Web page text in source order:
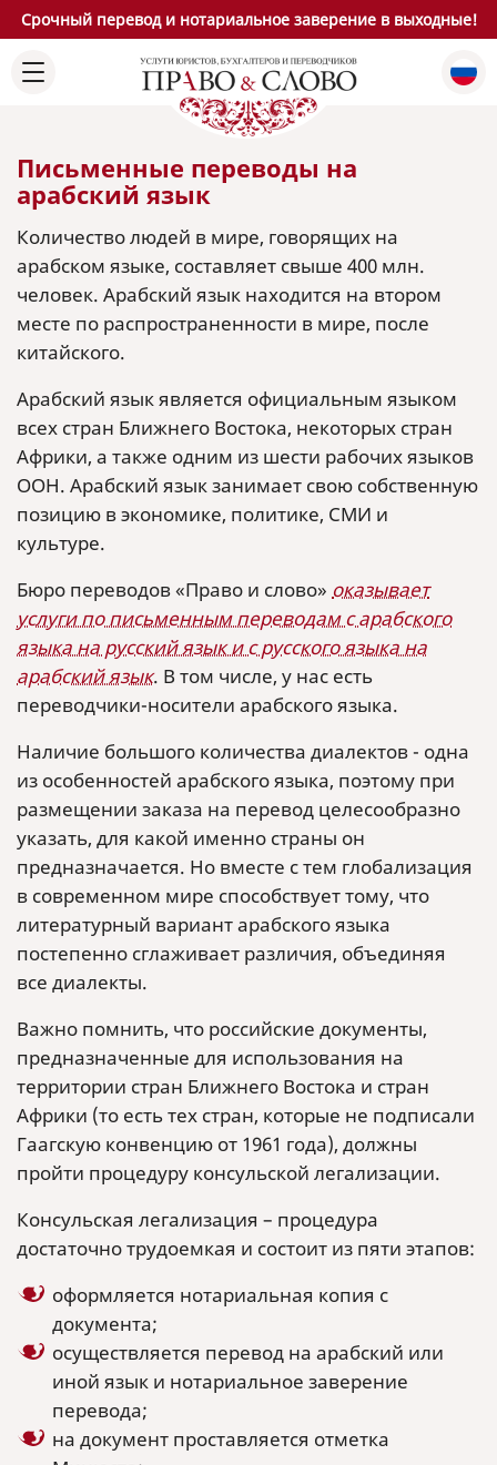
Срочный перевод и нотариальное заверение в выходные!
Письменные переводы на
арабский язык
Количество людей в мире, говорящих на
арабском языке, составляет свыше 400 млн.
человек. Арабский язык находится на втором
месте по распространенности в мире, после
китайского.
Арабский язык является официальным языком
всех стран Ближнего Востока, некоторых стран
Африки, а также одним из шести рабочих языков
ООН. Арабский язык занимает свою собственную
позицию в экономике, политике, СМИ и
культуре.
Бюро переводов «Право и слово» оказывает
услуги по письменным переводам с арабского
языка на русский язык и с русского языка на
арабский язык. В том числе, у нас есть
переводчики-носители арабского языка.
Наличие большого количества диалектов - одна
из особенностей арабского языка, поэтому при
размещении заказа на перевод целесообразно
указать, для какой именно страны он
предназначается. Но вместе с тем глобализация
в современном мире способствует тому, что
литературный вариант арабского языка
постепенно сглаживает различия, объединяя
все диалекты.
Важно помнить, что российские документы,
предназначенные для использования на
территории стран Ближнего Востока и стран
Африки (то есть тех стран, которые не подписали
Гаагскую конвенцию от 1961 года), должны
пройти процедуру консульской легализации.
Консульская легализация – процедура
достаточно трудоемкая и состоит из пяти этапов:
оформляется нотариальная копия с
документа;
осуществляется перевод на арабский или
иной язык и нотариальное заверение
перевода;
на документ проставляется отметка